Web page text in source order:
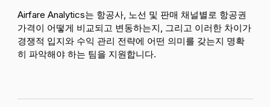
Airfare Analytics는 항공사, 노선 및 판매 채널별로 항공권
가격이 어떻게 비교되고 변동하는지, 그리고 이러한 차이가
경쟁적 입지와 수익 관리 전략에 어떤 의미를 갖는지 명확
히 파악해야 하는 팀을 지원합니다.